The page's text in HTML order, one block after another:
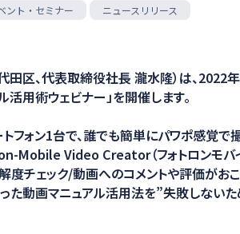
ント・セミナー ニュースリリース
区、代表取締役社長 瀧水隆）は、2022年
用術ウェビナー」を開催します。
トフォン1台で、誰でも簡単にパワポ感覚
Mobile Video Creator（フォトロンモバイ
度チェック/動画へのコメントや評価がお
った動画マニュアル活用法を”失敗しない